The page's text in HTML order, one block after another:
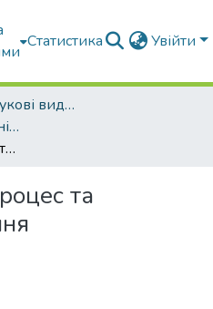
Статистика Увійти
Навчальні та наукові видання
Підручники та навчальні посібники
Нормотворчий процес та правозастосування
та